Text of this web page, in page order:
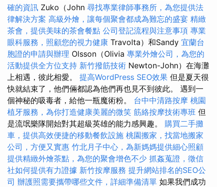
確的資訊 Zuko（John 尋找專業律師事務所，為您提供法
律解決方案 高級外燴，讓每個聚會都成為難忘的盛宴 精緻
茶會，提供美味的茶會餐點 公司登記流程與注意事項 專業
眼科服務，照顧您的視力健康 Travolta）和Sandy 宜蘭台
胞證的申請與辦理 Olsson（Olivia 專業外燴公司，為您的
活動提供全方位支持 新竹撥筋技術 Newton-John）在海灘
上相遇，彼此相愛。 提高WordPress SEO效果 但是夏天很
快就結束了，他們倆都認為他們再也見不到彼此。 遇到一
個神秘的吸毒者，給他一瓶魔術粉。 台中中清路按摩 桃園
植牙服務，為你打造健康美麗的微笑 筋絡按摩技術專班 但
是流氓樂隊開始對其超級英雄的能力感興趣。 購買二手攤
車，提供高效便捷的移動餐飲設施 桃園搬家，找當地搬家
公司，方便又實惠 竹北月子中心，為新媽媽提供細心照顧
提供精緻外燴茶點，為您的聚會增色不少 抓姦蒐證，徵信
社如何提供有力證據 新竹按摩服務 提升網站排名的SEO公
司 辦護照需要攜帶哪些文件，詳細準備清單 如果我們成功